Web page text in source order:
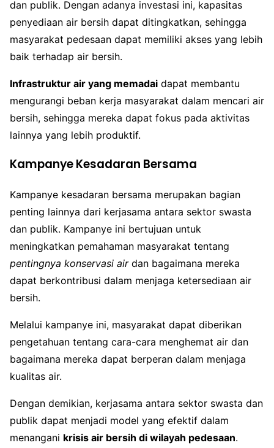
dan publik. Dengan adanya investasi ini, kapasitas
penyediaan air bersih dapat ditingkatkan, sehingga
masyarakat pedesaan dapat memiliki akses yang lebih
baik terhadap air bersih.
Infrastruktur air yang memadai dapat membantu
mengurangi beban kerja masyarakat dalam mencari air
bersih, sehingga mereka dapat fokus pada aktivitas
lainnya yang lebih produktif.
Kampanye Kesadaran Bersama
Kampanye kesadaran bersama merupakan bagian
penting lainnya dari kerjasama antara sektor swasta
dan publik. Kampanye ini bertujuan untuk
meningkatkan pemahaman masyarakat tentang
pentingnya konservasi airdan bagaimana mereka
dapat berkontribusi dalam menjaga ketersediaan air
bersih.
Melalui kampanye ini, masyarakat dapat diberikan
pengetahuan tentang cara-cara menghemat air dan
bagaimana mereka dapat berperan dalam menjaga
kualitas air.
Dengan demikian, kerjasama antara sektor swasta dan
publik dapat menjadi model yang efektif dalam
menangani krisis air bersih di wilayah pedesaan.